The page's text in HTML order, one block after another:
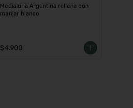
Medialuna Argentina rellena con
manjar blanco
$4.900